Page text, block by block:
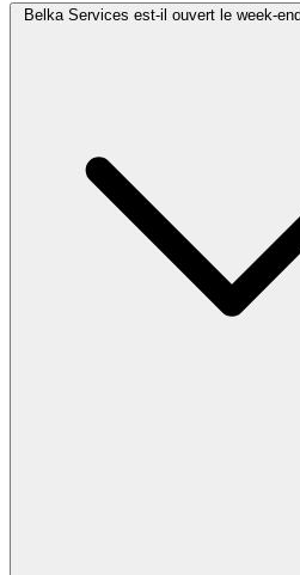
Belka Services est-il ouvert le week-